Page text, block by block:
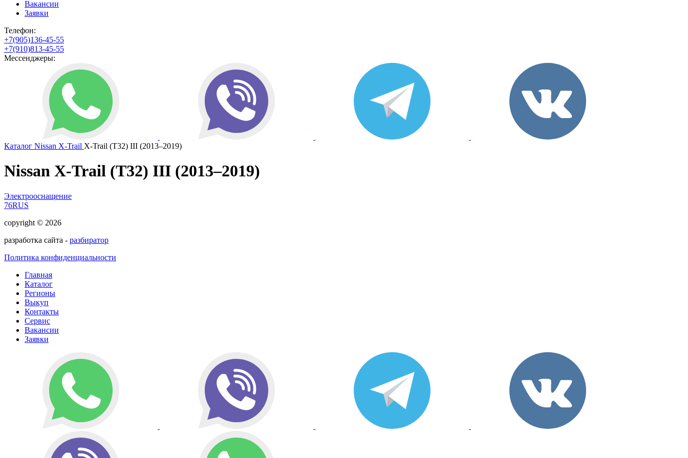
Вакансии
Заявки
Телефон:
+7(905)136-45-55
+7(910)813-45-55
Мессенджеры:
Каталог Nissan X-Trail X-Trail (T32) III (2013–2019)
Nissan X-Trail (T32) III (2013–2019)
Электрооснащение
76RUS
copyright © 2026
разработка сайта - разбиратор
Политика конфиденциальности
Главная
Каталог
Регионы
Выкуп
Контакты
Сервис
Вакансии
Заявки